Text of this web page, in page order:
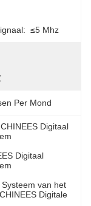
≤5 Mhz
Per Mond
Digitaal
Digitaal
van het
Digitale